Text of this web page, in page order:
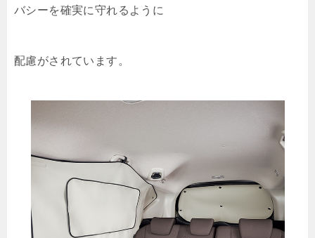
バシーを確実に守れるように
配慮がされています。